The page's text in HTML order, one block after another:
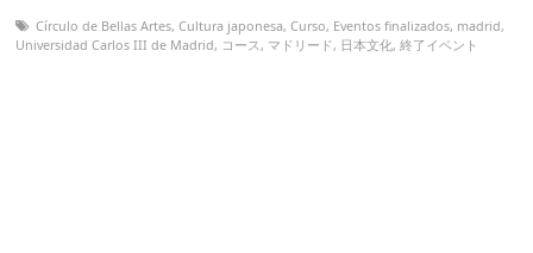
Círculo de Bellas Artes,Cultura japonesa,Curso, Eventos finalizados, madrid,
Universidad Carlos III de Madrid, コース , マドリード, 日本文化,終了イベント